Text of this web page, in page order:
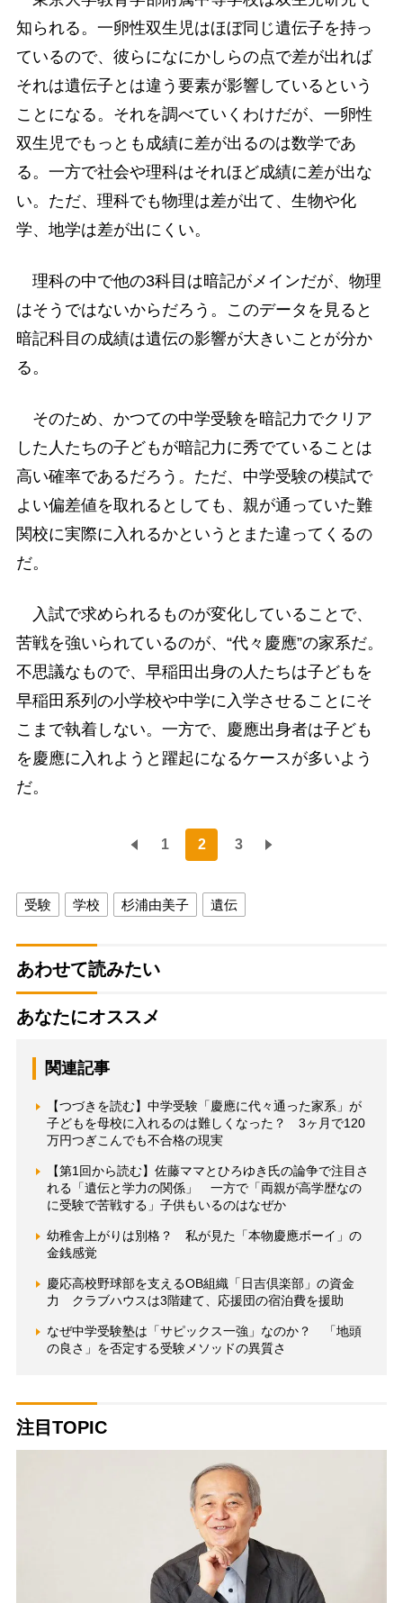
知られる。一卵性双生児はほぼ同じ遺伝子を持っ
ているので、彼らになにかしらの点で差が出れば
それは遺伝子とは違う要素が影響しているという
ことになる。それを調べていくわけだが、一卵性
双生児でもっとも成績に差が出るのは数学であ
る。一方で社会や理科はそれほど成績に差が出な
い。ただ、理科でも物理は差が出て、生物や化
学、地学は差が出にくい。
理科の中で他の3科目は暗記がメインだが、物理
はそうではないからだろう。このデータを見ると
暗記科目の成績は遺伝の影響が大きいことが分か
る。
そのため、かつての中学受験を暗記力でクリア
した人たちの子どもが暗記力に秀でていることは
高い確率であるだろう。ただ、中学受験の模試で
よい偏差値を取れるとしても、親が通っていた難
関校に実際に入れるかというとまた違ってくるの
だ。
入試で求められるものが変化していることで、
苦戦を強いられているのが、“代々慶應”の家系だ。
不思議なもので、早稲田出身の人たちは子どもを
早稲田系列の小学校や中学に入学させることにそ
こまで執着しない。一方で、慶應出身者は子ども
を慶應に入れようと躍起になるケースが多いよう
だ。
1 2 3
受験 学校 杉浦由美子 遺伝
あわせて読みたい
あなたにオススメ
関連記事
【つづきを読む】中学受験「慶應に代々通った家系」が
子どもを母校に入れるのは難しくなった？ 3ヶ月で120
万円つぎこんでも不合格の現実
【第1回から読む】佐藤ママとひろゆき氏の論争で注目さ
れる「遺伝と学力の関係」 一方で「両親が高学歴なの
に受験で苦戦する」子供もいるのはなぜか
幼稚舎上がりは別格？ 私が見た「本物慶應ボーイ」の
金銭感覚
慶応高校野球部を支えるOB組織「日吉倶楽部」の資金
力 クラブハウスは3階建て、応援団の宿泊費を援助
なぜ中学受験塾は「サピックス一強」なのか？ 「地頭
の良さ」を否定する受験メソッドの異質さ
注目TOPIC